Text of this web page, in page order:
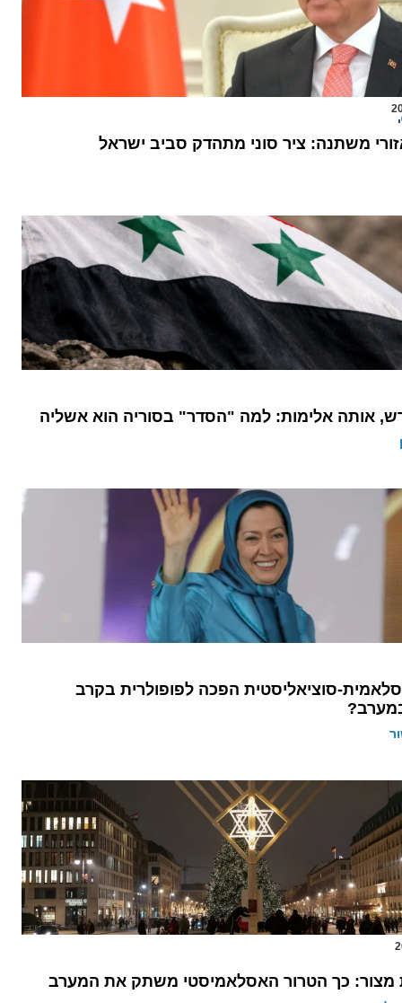
משתנה: ציר סוני מתהדק סביב ישראל
אותה אלימות: למה "הסדר" בסוריה הוא אשליה
סוציאליסטית הפכה לפופולרית בקרב
מצור: כך הטרור האסלאמיסטי משתק את המערב